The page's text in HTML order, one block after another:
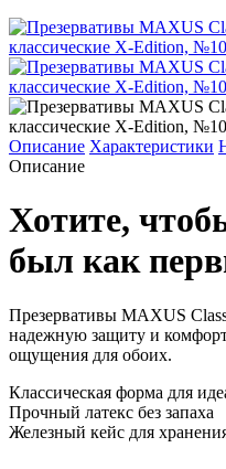
Описание Характеристики
Описание
Хотите,
был как
Презервативы MAXUS
надежную защиту и
ощущения для обоих.
Классическая форма для
Прочный латекс без запаха
Железный кейс для